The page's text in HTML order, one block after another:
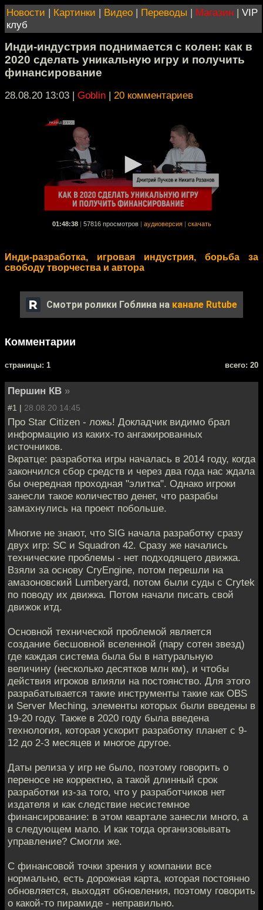
Новости | Картинки | Видео | Переводы | Магазин | VIP
клуб
Инди-индустрия поднимается с колен: как в
2020 сделать уникальную игру и получить
финансирование
28.08.20 13:03 | Goblin | 20 комментариев
01:48:38 57816 просмотров аудиоверсия скачать
Инди-разработка, игровая индустрия, борьба за
свободу творчества и автора
Смотри ролики Гоблина на канале Rutube
Комментарии
cтраницы: 1 всего: 20
Першин КВ »
#1 | 28.08.20 14:45
Про Star Citizen - ложь! Докладчик видимо брал
информацию из каких-то ангажированных
источников.
Вкратце: разработка игры началась в 2014 году, когда
закончился сбор средств и через два года нас ждала
бы очередная проходная "элитка". Однако игроки
занесли такое количество денег, что разрабы
замахнулись на проект побольше.
Многие не знают, что SIG начала разработку сразу
двух игр: SC и Squadron 42. Сразу же начались
технические проблемы - нет подходящего движка.
Взяли за основу CryEngine, потом перешли на
амазоновский Lumberyard, потом были суды с Crytek
по поводу их движка. Потом начали писать свой
движок итд.
Основной технической проблемой является
создание бесшовной вселенной (пару сотен звезд)
где каждая система была бы в натуральную
величину (несколько десятков млн км), и чтобы
действия игроков влияли на постоянство. Для этого
разрабатывается такие инструменты такие как OBS
и Server Meching, элементы которых были введены в
19-20 году. Также в 2020 году была введена
технология, которая ускорит разработку планет с 9-
12 до 2-3 месяцев и многое другое.
Даты релиза у игр не было, поэтому говорить о
переносе не корректно, а такой длинный срок
разработки из-за того, что у разработчиков нет
издателя и как следствие несистемное
финансирование: в этом квартале занесли много, а
в следующем мало. И как тогда организовывать
управление? Смогли же.
С финансовой точки зрения у компании все
нормально, есть дорожная карта, которая постоянно
обновляется, выходят обновления, поэтому говорить
о какой-то пирамиде - неправильно.